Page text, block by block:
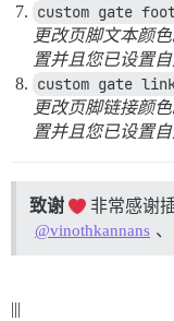
custom gate
更改页脚文本颜
置并且您已设置
custom gate
更改页脚链接颜
置并且您已设置
致谢 非常感谢
@vinothkannans 、
|||